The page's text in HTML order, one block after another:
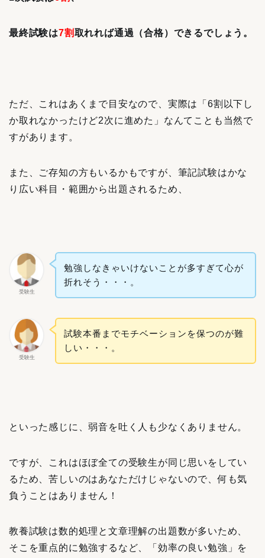
最終試験は7割取れれば通過（合格）できるでしょう。
ただ、これはあくまで目安なので、実際は「6割以下し
か取れなかったけど2次に進めた」なんてことも当然で
すがあります。
また、ご存知の方もいるかもですが、筆記試験はかな
り広い科目・範囲から出題されるため、
受験生
勉強しなきゃいけないことが多すぎて心が
折れそう・・・。
受験生
試験本番までモチベーションを保つのが難
しい・・・。
といった感じに、弱音を吐く人も少なくありません。
ですが、これはほぼ全ての受験生が同じ思いをしてい
るため、苦しいのはあなただけじゃないので、何も気
負うことはありません！
教養試験は数的処理と文章理解の出題数が多いため、
そこを重点的に勉強するなど、「効率の良い勉強」を